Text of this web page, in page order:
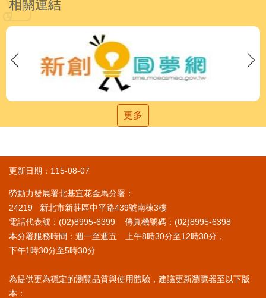
相關連結
更多
更新日期：115-08-07
勞動力發展署北基宜花金馬分署：
24219 新北市新莊區中平路439號南棟3樓
電話代表號：(02)8995-6399 傳真機號碼：(02)8995-6398
本分署服務時間：週一至週五 上午8時30分至12時30分，
下午1時30分至5時30分
為提供更為穩定的瀏覽品質與使用體驗，建議更新瀏覽器至以下版
本：